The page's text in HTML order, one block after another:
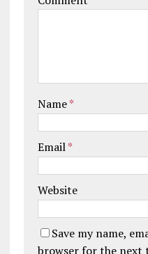
Name*
Email*
Website
Save my name,
browser for the next